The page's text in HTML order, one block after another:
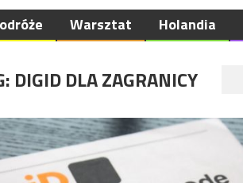
Warsztat Holandia
DIGID DLA ZAGRANICY